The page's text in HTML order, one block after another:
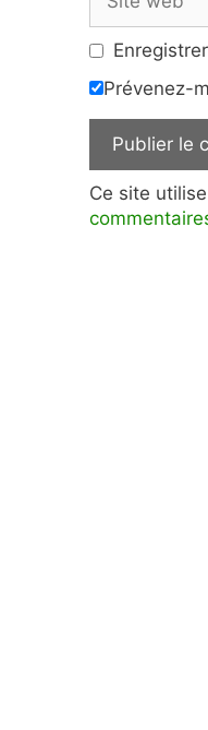
web
Prévenez-
Ce site